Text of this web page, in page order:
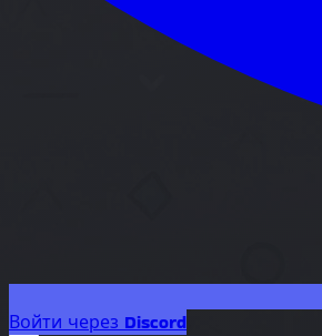
Войти через Discord